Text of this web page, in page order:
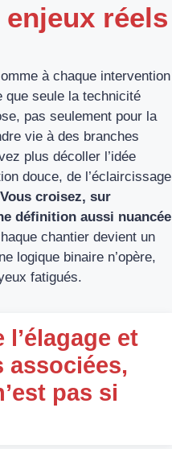
réels
à chaque intervention
que seule la technicité
pas seulement pour la
vie à des branches
plus décoller l’idée
douce, de l’éclaircissage
Vous croisez, sur
définition aussi nuancée
chantier devient un
logique binaire n’opère,
fatigués.
et
associées,
pas si